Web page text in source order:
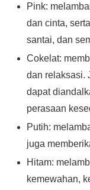
Pink:
dan cinta,
santai, dan
Cokelat:
dan relaksasi.
dapat
perasaan
Putih:
juga
Hitam:
kemewahan,